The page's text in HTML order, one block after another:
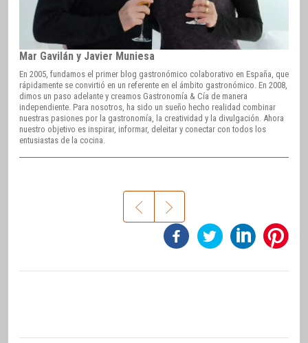
Mar Gavilán y Javier Muniesa
En 2005, fundamos el primer blog gastronómico colaborativo en España, que
rápidamente se convirtió en un referente en el ámbito gastronómico. En 2008,
dimos un paso adelante y creamos Gastronomía & Cía de manera
independiente. Para nosotros, ha sido un sueño hecho realidad combinar
nuestras pasiones por la gastronomía, la creatividad y la divulgación. Ahora
nuestro objetivo es inspirar, informar, deleitar y conectar con todos los
entusiastas de la cocina.